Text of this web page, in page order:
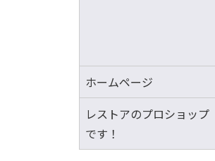
ホームページ
レストアのプロショップ
です！